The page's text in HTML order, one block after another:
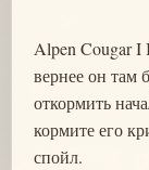
Alpen Cougar I
вернее он там
откормить
кормите его
спойл.